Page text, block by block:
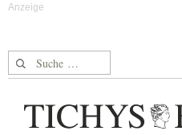
Suche nach: